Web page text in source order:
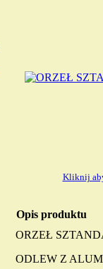
Kliknij
Opis produktu
ORZEŁ
ODLEW Z